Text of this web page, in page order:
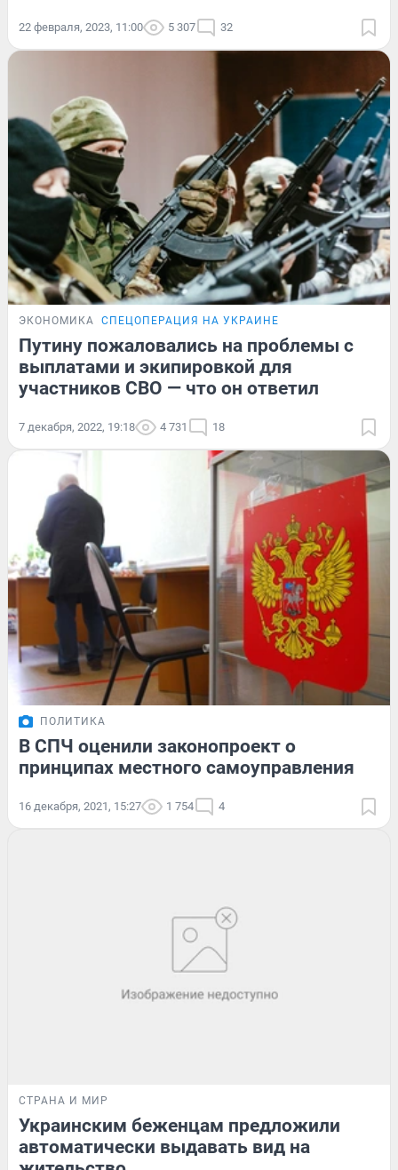
22 февраля, 2023, 11:00 5 307 32
ЭКОНОМИКА СПЕЦОПЕРАЦИЯ НА УКРАИНЕ
Путину пожаловались на проблемы с
выплатами и экипировкой для
участников СВО — что он ответил
7 декабря, 2022, 19:18 4 731 18
ПОЛИТИКА
В СПЧ оценили законопроект о
принципах местного самоуправления
16 декабря, 2021, 15:27 1 754 4
СТРАНА И МИР
Украинским беженцам предложили
автоматически выдавать вид на